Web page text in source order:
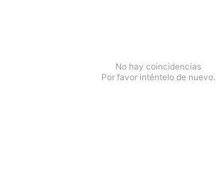
No hay coincidencias
Por favor inténtelo de nuevo.